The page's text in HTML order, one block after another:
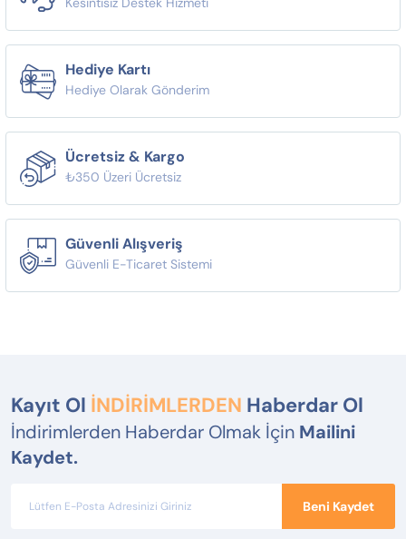
Hediye Kartı
Hediye Olarak Gönderim
Ücretsiz & Kargo
₺350 Üzeri Ücretsiz
Güvenli Alışveriş
Güvenli E-Ticaret Sistemi
Kayıt Ol İNDİRİMLERDEN Haberdar Ol
İndirimlerden Haberdar Olmak İçin Mailini
Kaydet.
Beni Kaydet